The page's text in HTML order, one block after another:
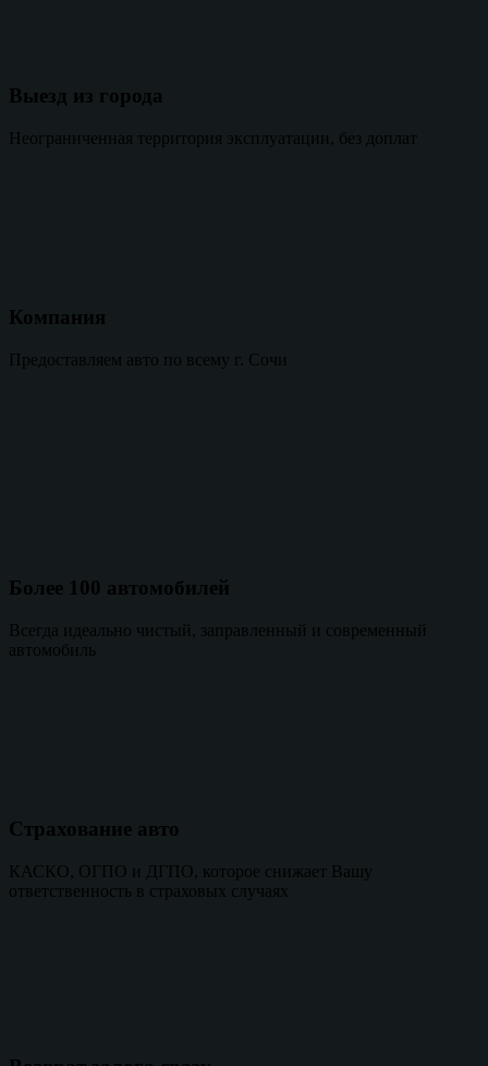
Выезд из города
Неограниченная территория эксплуатации, без доплат
Компания
Предоставляем авто по всему г. Сочи
Более 100 автомобилей
Всегда идеально чистый, заправленный и современный
автомобиль
Страхование авто
КАСКО, ОГПО и ДГПО, которое снижает Вашу
ответственность в страховых случаях